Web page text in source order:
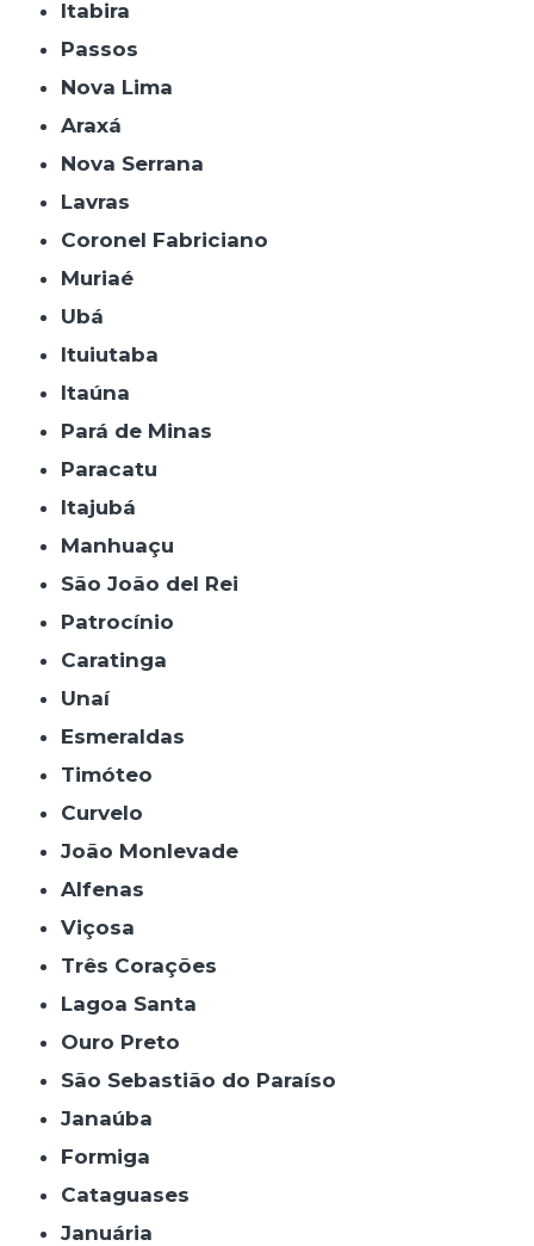
Itabira
Passos
Nova Lima
Araxá
Nova Serrana
Lavras
Coronel Fabriciano
Muriaé
Ubá
Ituiutaba
Itaúna
Pará de Minas
Paracatu
Itajubá
Manhuaçu
São João del Rei
Patrocínio
Caratinga
Unaí
Esmeraldas
Timóteo
Curvelo
João Monlevade
Alfenas
Viçosa
Três Corações
Lagoa Santa
Ouro Preto
São Sebastião do Paraíso
Janaúba
Formiga
Cataguases
Januária